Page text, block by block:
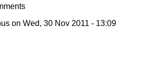
on Wed, 30 Nov 2011 - 13:09